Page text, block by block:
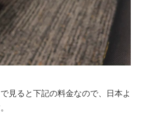
見ると下記の料金なので、日本よ